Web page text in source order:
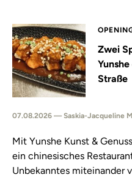
Zwei
Straße
07.08.2026 — Saskia-Jacqueline
Mit Yunshe Kunst &
ein chinesisches
Unbekanntes miteinander